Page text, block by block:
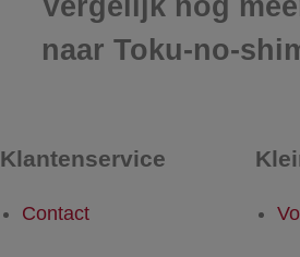
Vergelijk nog
naar Toku-no-
Klantenservice
Contact